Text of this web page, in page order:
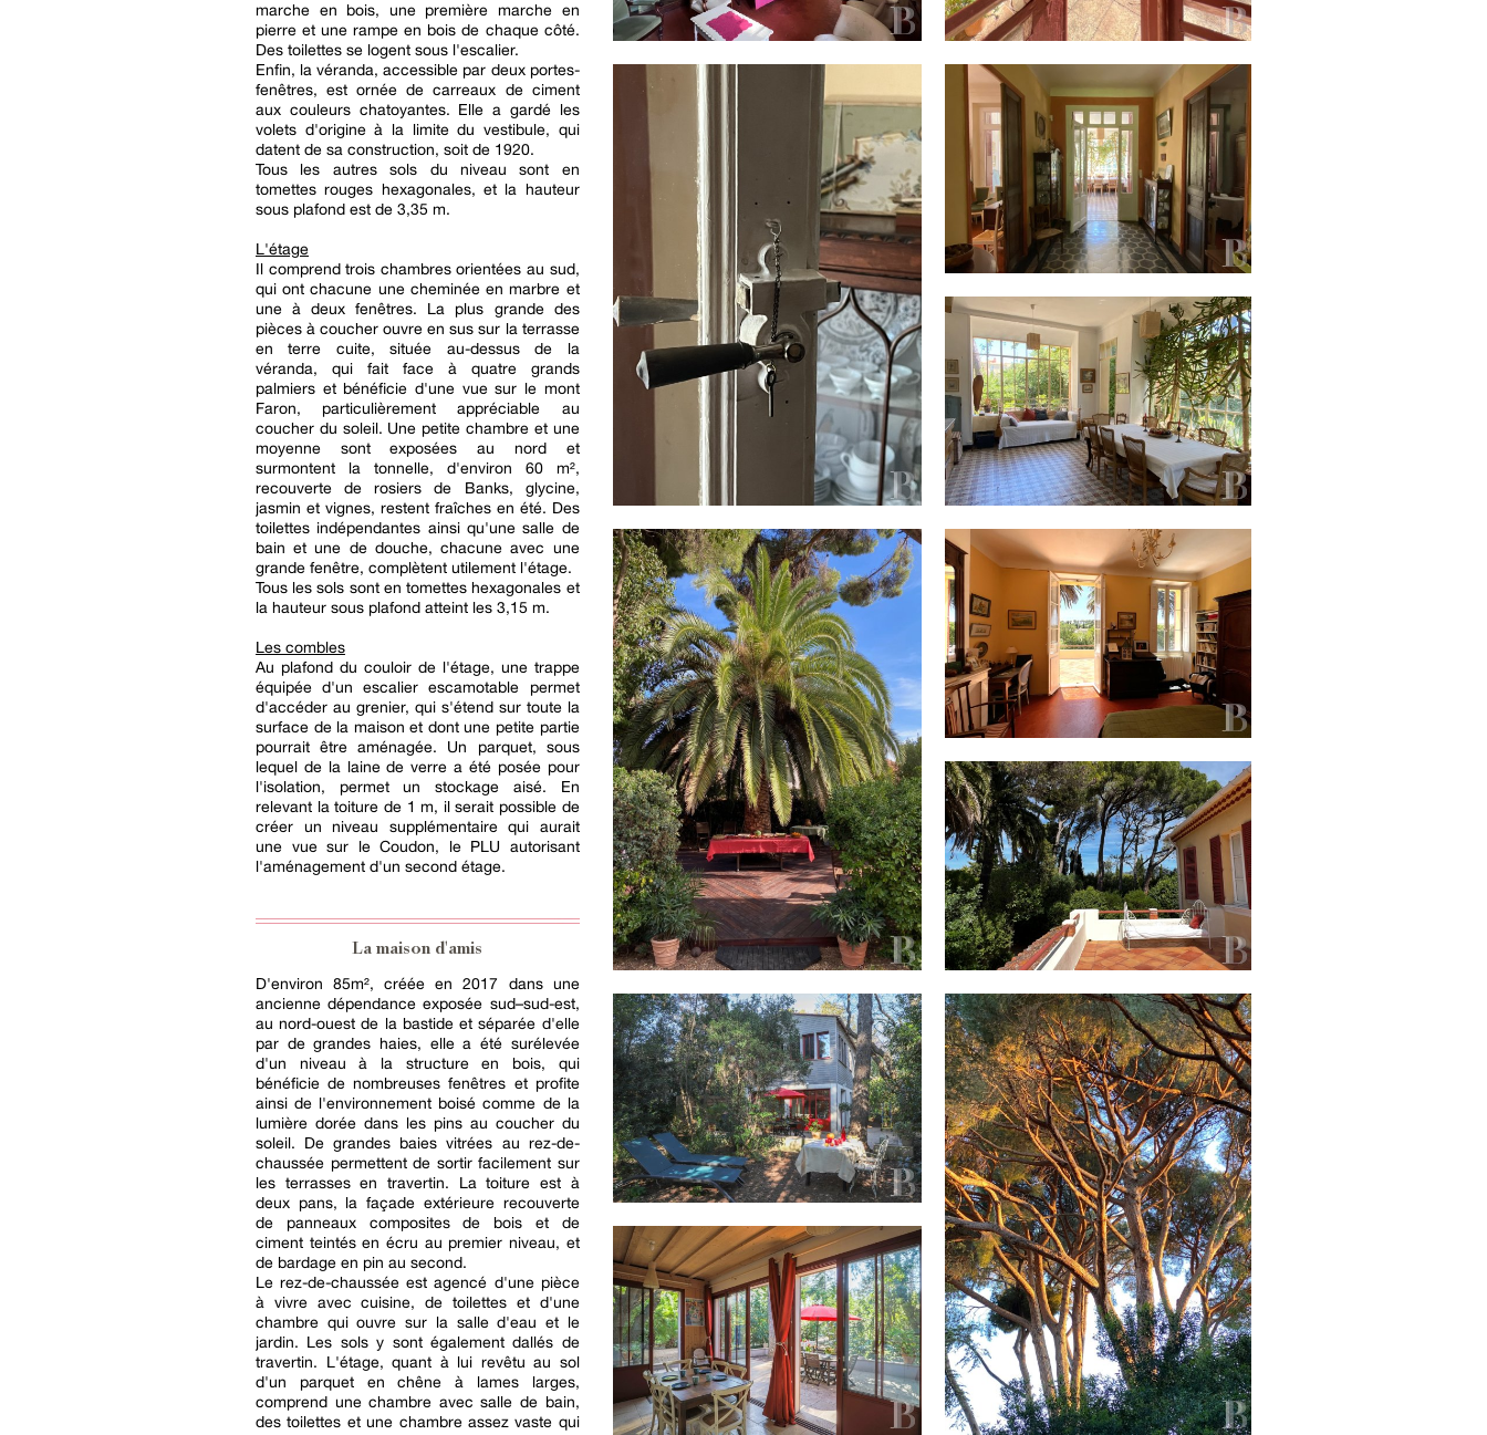
marche en bois, une première marche en
pierre et une rampe en bois de chaque côté.
Des toilettes se logent sous l'escalier.
Enfin, la véranda, accessible par deux portes-
fenêtres, est ornée de carreaux de ciment
aux couleurs chatoyantes. Elle a gardé les
volets d'origine à la limite du vestibule, qui
datent de sa construction, soit de 1920.
Tous les autres sols du niveau sont en
tomettes rouges hexagonales, et la hauteur
sous plafond est de 3,35 m.
L'étage
Il comprend trois chambres orientées au sud,
qui ont chacune une cheminée en marbre et
une à deux fenêtres. La plus grande des
pièces à coucher ouvre en sus sur la terrasse
en terre cuite, située au-dessus de la
véranda, qui fait face à quatre grands
palmiers et bénéficie d'une vue sur le mont
Faron, particulièrement appréciable au
coucher du soleil. Une petite chambre et une
moyenne sont exposées au nord et
surmontent la tonnelle, d'environ 60 m²,
recouverte de rosiers de Banks, glycine,
jasmin et vignes, restent fraîches en été. Des
toilettes indépendantes ainsi qu'une salle de
bain et une de douche, chacune avec une
grande fenêtre, complètent utilement l'étage.
Tous les sols sont en tomettes hexagonales et
la hauteur sous plafond atteint les 3,15 m.
Les combles
Au plafond du couloir de l'étage, une trappe
équipée d'un escalier escamotable permet
d'accéder au grenier, qui s'étend sur toute la
surface de la maison et dont une petite partie
pourrait être aménagée. Un parquet, sous
lequel de la laine de verre a été posée pour
l'isolation, permet un stockage aisé. En
relevant la toiture de 1 m, il serait possible de
créer un niveau supplémentaire qui aurait
une vue sur le Coudon, le PLU autorisant
l'aménagement d'un second étage.
La maison d'amis
D'environ 85m², créée en 2017 dans une
ancienne dépendance exposée sud–sud-est,
au nord-ouest de la bastide et séparée d'elle
par de grandes haies, elle a été surélevée
d'un niveau à la structure en bois, qui
bénéficie de nombreuses fenêtres et profite
ainsi de l'environnement boisé comme de la
lumière dorée dans les pins au coucher du
soleil. De grandes baies vitrées au rez-de-
chaussée permettent de sortir facilement sur
les terrasses en travertin. La toiture est à
deux pans, la façade extérieure recouverte
de panneaux composites de bois et de
ciment teintés en écru au premier niveau, et
de bardage en pin au second.
Le rez-de-chaussée est agencé d'une pièce
à vivre avec cuisine, de toilettes et d'une
chambre qui ouvre sur la salle d'eau et le
jardin. Les sols y sont également dallés de
travertin. L'étage, quant à lui revêtu au sol
d'un parquet en chêne à lames larges,
comprend une chambre avec salle de bain,
des toilettes et une chambre assez vaste qui